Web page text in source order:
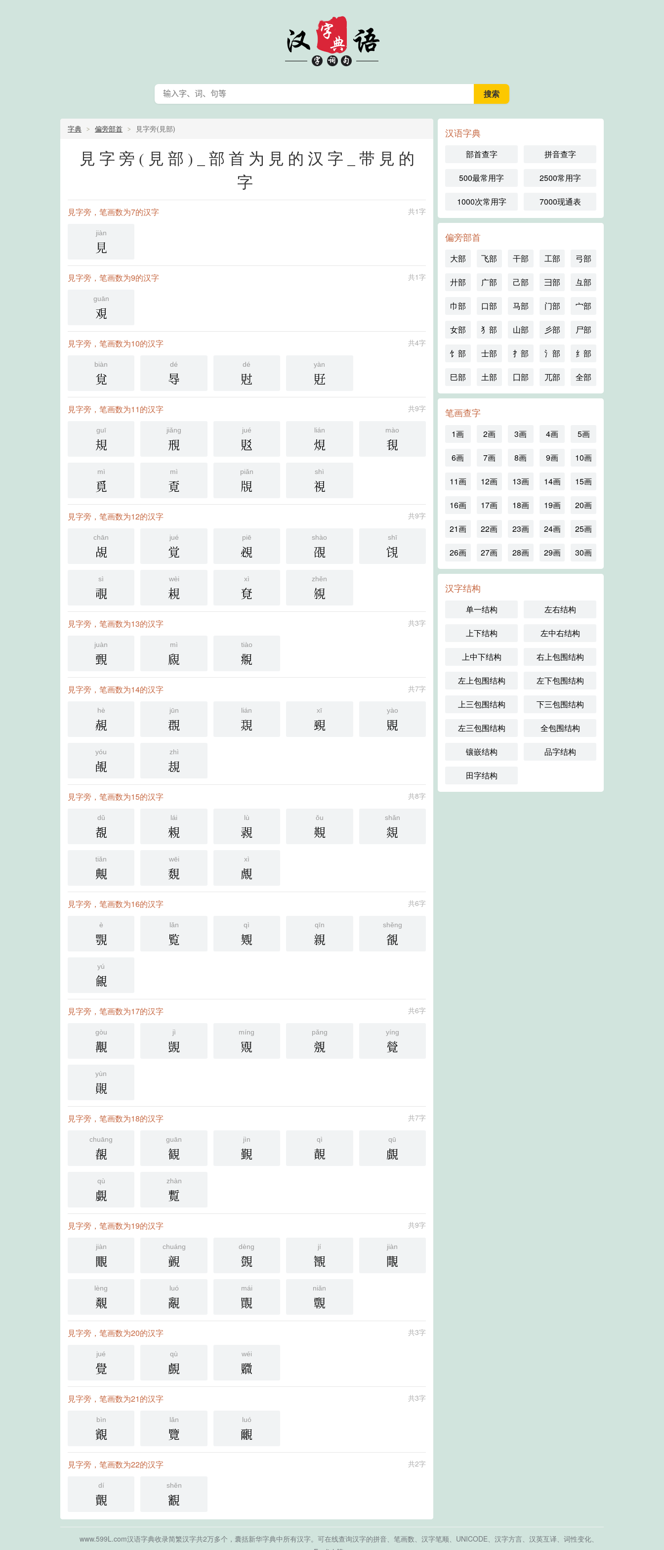
字典 偏旁部首 見字旁(見部)
見字旁(見部)_部首为見的汉字_带見的
字
共1字
見字旁，笔画数为7的汉字
jiàn
見
共1字
見字旁，笔画数为9的汉字
guān
覌
共4字
見字旁，笔画数为10的汉字
biàn
覍
dé
䙷
dé
䙸
yàn
覎
共9字
見字旁，笔画数为11的汉字
guī
規
jiǎng
䙹
jué
覐
lián
䙺
mào
覒
mì
覓
mì
覔
piǎn
覑
shì
視
共9字
見字旁，笔画数为12的汉字
chān
覘
jué
覚
piē
覕
shào
䙼
shī
䙾
sì
覗
wèi
䙿
xì
䙽
zhěn
覙
共3字
見字旁，笔画数为13的汉字
juàn
䚈
mì
覛
tiào
覜
共7字
見字旁，笔画数为14的汉字
hè
䚂
jūn
覠
lián
覝
xī
覡
yào
覞
yóu
䚃
zhì
覟
共8字
見字旁，笔画数为15的汉字
dǔ
覩
lái
䚅
lù
䚄
ǒu
䚆
shǎn
覢
tiǎn
覥
wēi
覣
xì
覤
共6字
見字旁，笔画数为16的汉字
è
覨
lǎn
覧
qì
䚉
qīn
親
shěng
䚇
yú
覦
共6字
見字旁，笔画数为17的汉字
gòu
覯
jì
覬
míng
覭
pǎng
覫
yíng
覮
yùn
䚋
共7字
見字旁，笔画数为18的汉字
chuāng
䚎
guān
観
jìn
覲
qì
䚍
qū
覰
qù
覷
zhàn
覱
共9字
見字旁，笔画数为19的汉字
jiàn
覵
chuáng
䚒
dèng
覴
jí
䚐
jiàn
覸
lèng
䚏
luó
覶
mái
䚑
niǎn
䚓
共3字
見字旁，笔画数为20的汉字
jué
覺
qù
覻
wéi
覹
共3字
見字旁，笔画数为21的汉字
bìn
䚔
lǎn
覽
luó
覼
共2字
見字旁，笔画数为22的汉字
dí
覿
shěn
覾
汉语字典
部首查字 拼音查字
500最常用字 2500常用字
1000次常用字 7000现通表
偏旁部首
大部 飞部 干部 工部 弓部
廾部 广部 己部 彐部 彑部
巾部 口部 马部 门部 宀部
女部 犭部 山部 彡部 尸部
饣部 士部 扌部 氵部 纟部
巳部 土部 囗部 兀部 全部
笔画查字
1画 2画 3画 4画 5画
6画 7画 8画 9画 10画
11画 12画 13画 14画 15画
16画 17画 18画 19画 20画
21画 22画 23画 24画 25画
26画 27画 28画 29画 30画
汉字结构
单一结构 左右结构
上下结构 左中右结构
上中下结构 右上包围结构
左上包围结构 左下包围结构
上三包围结构 下三包围结构
左三包围结构 全包围结构
镶嵌结构 品字结构
田字结构
www.599L.com汉语字典收录简繁汉字共2万多个，囊括新华字典中所有汉字。可在线查询汉字的拼音、笔画数、汉字笔顺、UNICODE、汉字方言、汉英互译、词性变化、